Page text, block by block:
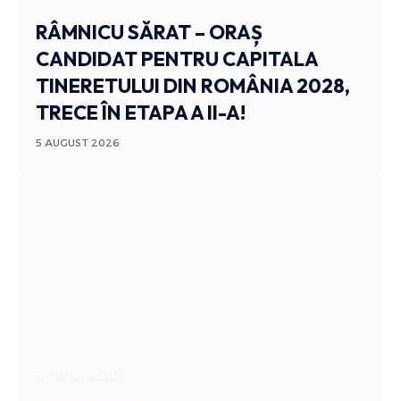
RÂMNICU SĂRAT – ORAȘ
CANDIDAT PENTRU CAPITALA
TINERETULUI DIN ROMÂNIA 2028,
TRECE ÎN ETAPA A II-A!
5 AUGUST 2026